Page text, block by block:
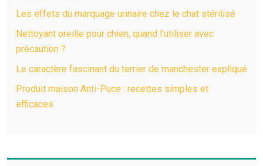
Les effets du marquage urinaire chez le chat stérilisé
Nettoyant oreille pour chien, quand l’utiliser avec
précaution ?
Le caractère fascinant du terrier de manchester expliqué
Produit maison Anti-Puce : recettes simples et
efficaces